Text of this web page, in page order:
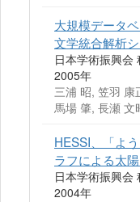
大規模データ
文学統合解析
日本学術振興会
2005年
三浦 昭, 笠羽 康
馬場 肇, 長瀬 文
HESSI、「よ
ラフによる太
日本学術振興会
2004年